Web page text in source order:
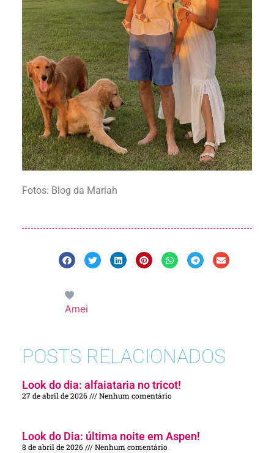
Fotos: Blog da Mariah
Amei
POSTS RELACIONADOS
Look do dia: alfaiataria no tricot!
27 de abril de 2026 Nenhum comentário
Look do Dia: última noite em Aspen!
8 de abril de 2026 Nenhum comentário